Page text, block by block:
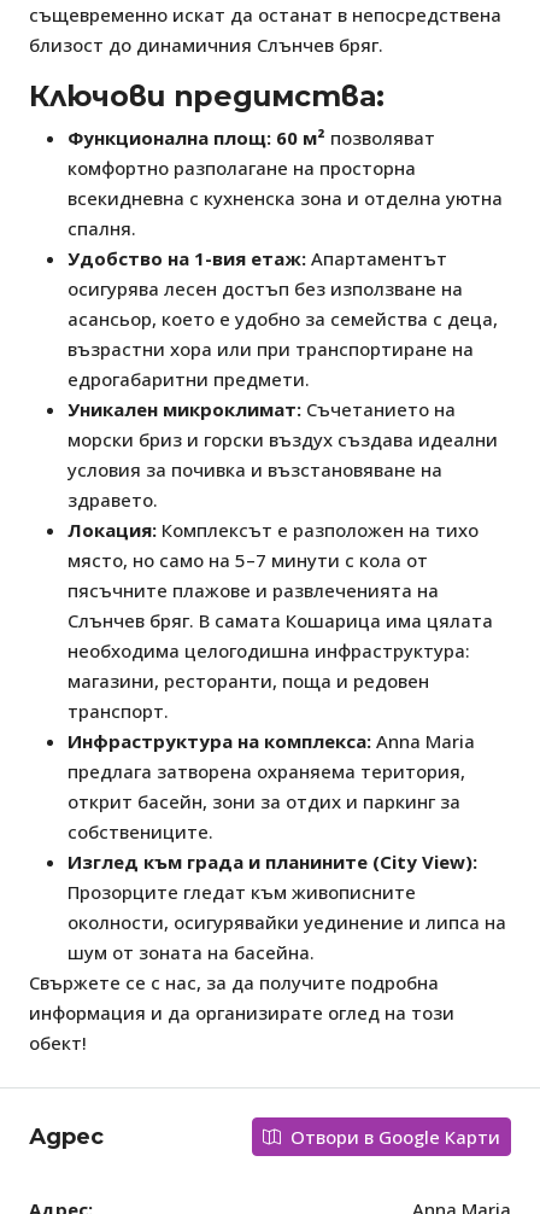
същевременно искат да останат в непосредствена
близост до динамичния Слънчев бряг.
Ключови предимства:
Функционална площ: 60 м² позволяват
комфортно разполагане на просторна
всекидневна с кухненска зона и отделна уютна
спалня.
Удобство на 1-вия етаж: Апартаментът
осигурява лесен достъп без използване на
асансьор, което е удобно за семейства с деца,
възрастни хора или при транспортиране на
едрогабаритни предмети.
Уникален микроклимат: Съчетанието на
морски бриз и горски въздух създава идеални
условия за почивка и възстановяване на
здравето.
Локация: Комплексът е разположен на тихо
място, но само на 5–7 минути с кола от
пясъчните плажове и развлеченията на
Слънчев бряг. В самата Кошарица има цялата
необходима целогодишна инфраструктура:
магазини, ресторанти, поща и редовен
транспорт.
Инфраструктура на комплекса: Anna Maria
предлага затворена охраняема територия,
открит басейн, зони за отдих и паркинг за
собствениците.
Изглед към града и планините (City View):
Прозорците гледат към живописните
околности, осигурявайки уединение и липса на
шум от зоната на басейна.
Свържете се с нас, за да получите подробна
информация и да организирате оглед на този
обект!
Адрес Отвори в Google Карти